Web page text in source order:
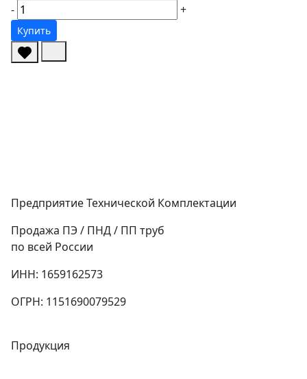
-
+
Купить
Предприятие Технической Комплектации
Продажа ПЭ / ПНД / ПП труб
по всей России
ИНН: 1659162573
ОГРН: 1151690079529
Продукция